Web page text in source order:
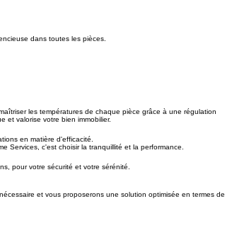
dans toutes les pièces.
les températures de chaque pièce grâce à une régulation
et valorise votre bien immobilier.
en matière d'efficacité.
Services, c'est choisir la tranquillité et la performance.
pour votre sécurité et votre sérénité.
et vous proposerons une solution optimisée en termes de